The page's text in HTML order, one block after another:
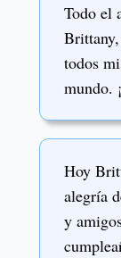
Todo el
todos
mundo.
Hoy
alegría
y